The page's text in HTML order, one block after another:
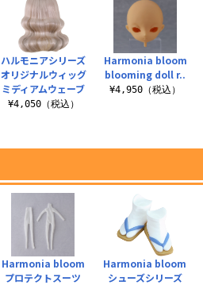
ハルモニアシリーズ
オリジナルウィッグ
ミディアムウェーブ
¥4,050（税込）
Harmonia bloom
blooming doll r..
¥4,950（税込）
Harmonia bloom
プロテクトスーツ
Harmonia bloom
シューズシリーズ